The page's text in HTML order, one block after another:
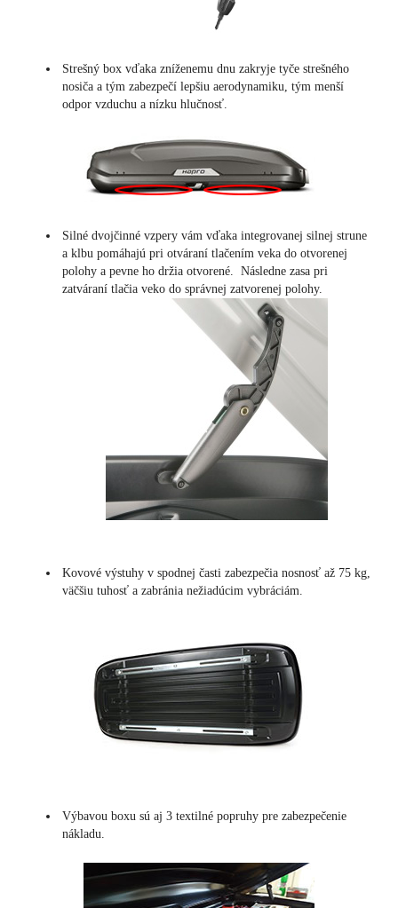
Strešný box vďaka zníženemu dnu zakryje tyče strešného
nosiča a tým zabezpečí lepšiu aerodynamiku, tým menší
odpor vzduchu a nízku hlučnosť.
Silné dvojčinné vzpery vám vďaka integrovanej silnej strune
a klbu pomáhajú pri otváraní tlačením veka do otvorenej
polohy a pevne ho držia otvorené. Následne zasa pri
zatváraní tlačia veko do správnej zatvorenej polohy.
Kovové výstuhy v spodnej časti zabezpečia nosnosť až 75 kg,
väčšiu tuhosť a zabránia nežiadúcim vybráciám.
Výbavou boxu sú aj 3 textilné popruhy pre zabezpečenie
nákladu.